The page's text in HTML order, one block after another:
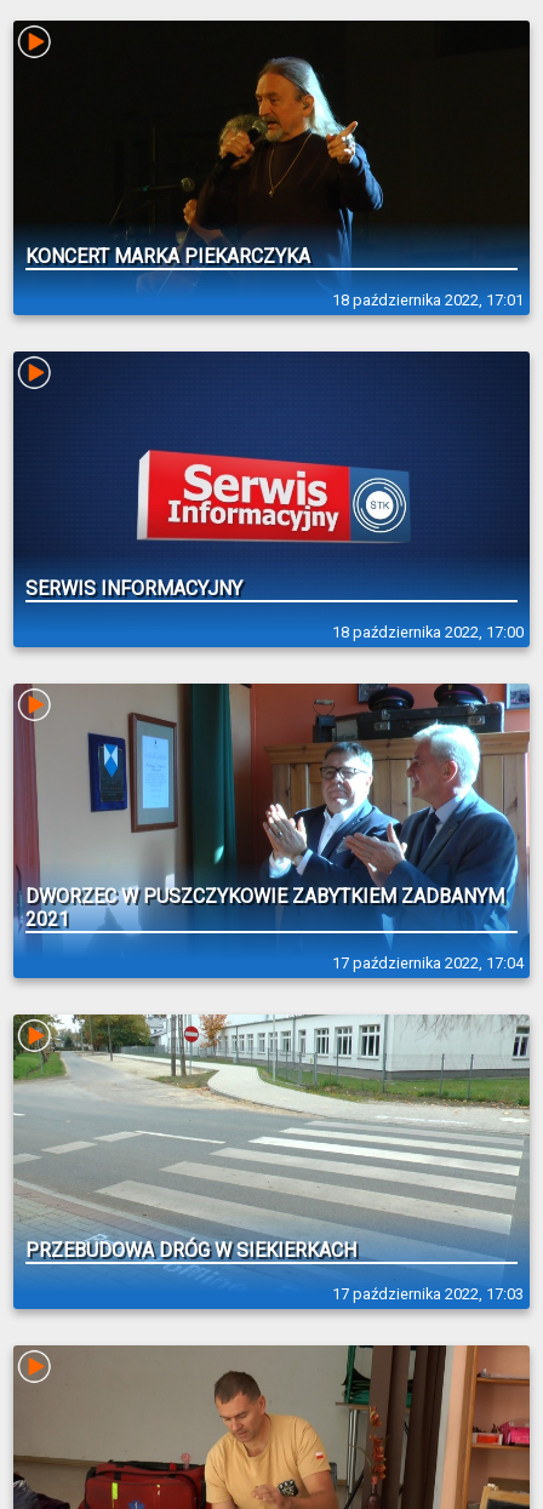
18 października 2022, 17:01
KONCERT MARKA PIEKARCZYKA
18 października 2022, 17:00
SERWIS INFORMACYJNY
17 października 2022, 17:04
DWORZEC W PUSZCZYKOWIE ZABYTKIEM ZADBANYM
2021
17 października 2022, 17:03
PRZEBUDOWA DRÓG W SIEKIERKACH